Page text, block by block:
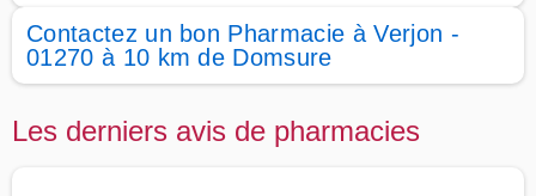
Contactez un bon Pharmacie à Verjon -
01270 à 10 km de Domsure
Les derniers avis de pharmacies